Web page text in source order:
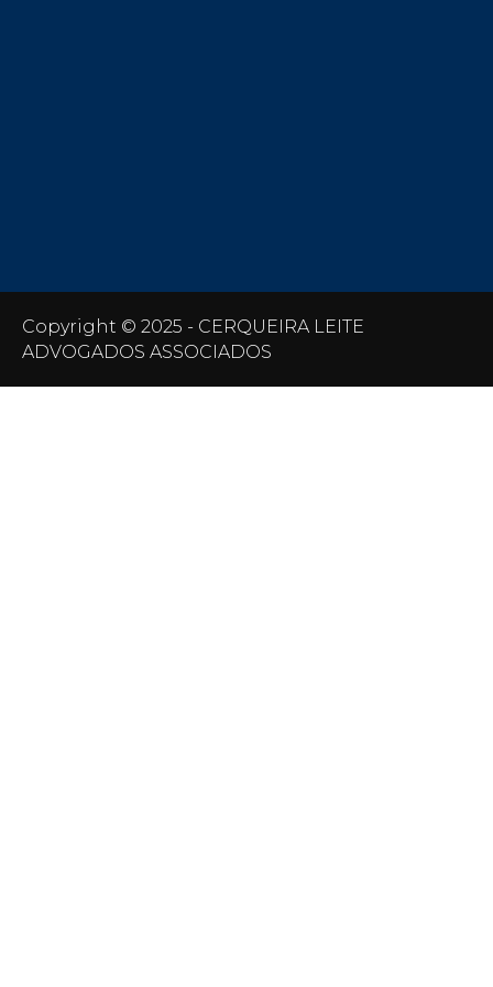
Copyright © 2025 - CERQUEIRA LEITE
ADVOGADOS ASSOCIADOS